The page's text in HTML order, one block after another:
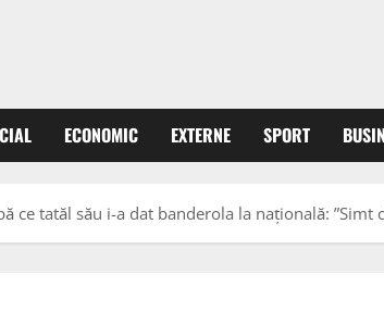
ECONOMIC EXTERNE SPORT
ce tatăl său i-a dat banderola la națională: ”Simt